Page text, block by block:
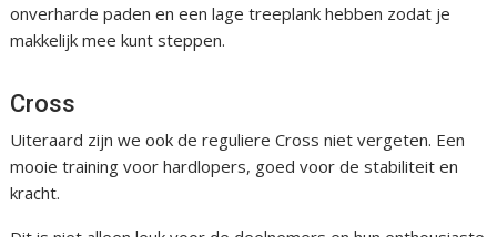
onverharde paden en een lage treeplank hebben zodat je
makkelijk mee kunt steppen.
Cross
Uiteraard zijn we ook de reguliere Cross niet vergeten. Een
mooie training voor hardlopers, goed voor de stabiliteit en
kracht.